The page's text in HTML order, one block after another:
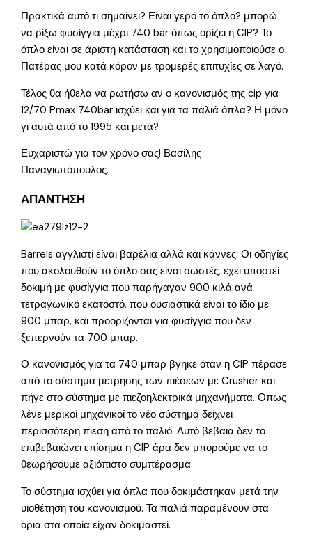
Πρακτικά αυτό τι σημαίνει? Είναι γερό το όπλο? μπορώ
να ρίξω φυσίγγια μέχρι 740 bar όπως ορίζει η CIP? Το
όπλο είναι σε άριστη κατάσταση και το χρησιμοποιούσε ο
Πατέρας μου κατά κόρον με τρομερές επιτυχίες σε λαγό.
Τέλος θα ήθελα να ρωτήσω αν ο κανονισμός της cip για
12/70 Pmax 740bar ισχύει και για τα παλιά όπλα? Η μόνο
γι αυτά από το 1995 και μετά?
Ευχαριστώ για τον χρόνο σας! Βασίλης
Παναγιωτόπουλος.
ΑΠΑΝΤΗΣΗ
Barrels αγγλιστί είναι βαρέλια αλλά και κάννες. Οι οδηγίες
που ακολουθούν το όπλο σας είναι σωστές, έχει υποστεί
δοκιμή με φυσίγγια που παρήγαγαν 900 κιλά ανά
τετραγωνικό εκατοστό, που ουσιαστικά είναι το ίδιο με
900 μπαρ, και προορίζονται για φυσίγγια που δεν
ξεπερνούν τα 700 μπαρ.
Ο κανονισμός για τα 740 μπαρ βγηκε όταν η CIP πέρασε
από το σύστημα μέτρησης των πιέσεων με Crusher και
πήγε στο σύστημα με πιεζοηλεκτρικά μηχανήματα. Οπως
λένε μερικοί μηχανικοί το νέο σύστημα δείχνει
περισσότερη πίεση από το παλιό. Αυτό βεβαια δεν το
επιβεβαιώνει επίσημα η CIP άρα δεν μπορούμε να το
θεωρήσουμε αξιόπιστο συμπέρασμα.
Το σύστημα ισχύει για όπλα που δοκιμάστηκαν μετά την
υιοθέτηση του κανονισμού. Τα παλιά παραμένουν στα
όρια στα οποία είχαν δοκιμαστεί.